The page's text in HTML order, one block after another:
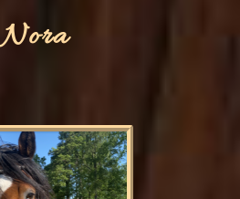
Nora